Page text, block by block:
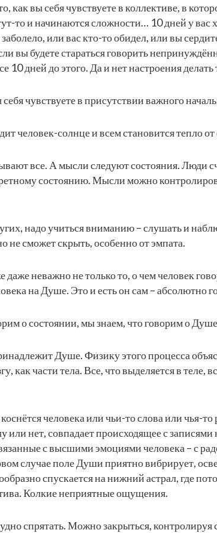
как вы себя чувствуете в коллективе, в
то и начинаются сложности… 10 дней у
или вас кто-то обидел, или вы
вы будете стараться говорить
10 дней до этого. Да и нет настроения
чувствуете в присутствии важного
человек-солнце и всем становится тепло
все. А мысли следуют состояния.
состоянию. Мысли можно
надо учиться вниманию – слушать и
не сможет скрыть, особенно от эмпата.
даже неважно не только то, о чем человек
на Душе. Это и есть он сам – абсолютно
о состоянии, мы знаем, что говорим о
Душе. Физику этого процесса
как части тела. Все, что выделяется в
человека или чьи-то слова или чья-
или нет, совпадает происходящее с
с высшими эмоциями человека – с
случае поле Души приятно вибрирует,
спускается на нижний астрал, где
Колкие неприятные ощущения.
спрятать. Можно закрыться,